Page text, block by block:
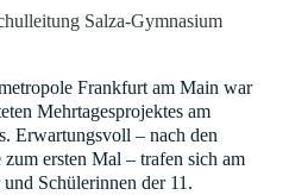
Salza-Gymnasium
Frankfurt am Main war
Mehrtagesprojektes am
Erwartungsvoll – nach den
ersten Mal – trafen sich am
Schülerinnen der 11.